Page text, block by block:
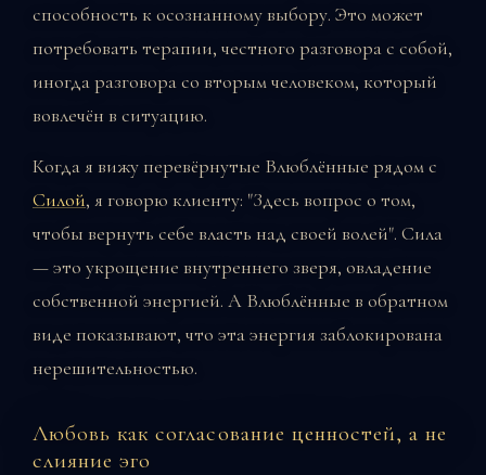
способность к осознанному выбору. Это может
потребовать терапии, честного разговора с собой,
иногда разговора со вторым человеком, который
вовлечён в ситуацию.
Когда я вижу перевёрнутые Влюблённые рядом с
Силой, я говорю клиенту: "Здесь вопрос о том,
чтобы вернуть себе власть над своей волей". Сила
— это укрощение внутреннего зверя, овладение
собственной энергией. А Влюблённые в обратном
виде показывают, что эта энергия заблокирована
нерешительностью.
Любовь как согласование ценностей, а не
слияние эго